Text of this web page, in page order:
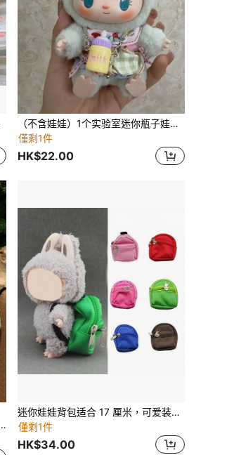
（不含娃娃）1个实验室迷你瓶子娃娃屋迷你模型瓶子水壶水杯微型食物玩具OB11场景配件吊坠（仅瓶子，不包含其他物品）（绳子颜色随机，任何颜色均有可能）
僅剩1件
HK$22.00
迷你娃娃背包适合 17 厘米，可爱装饰背包也适合 1/6 BJD 娃娃和其他 20 厘米娃娃、娃娃屋装饰、节日和生日礼物
僅剩1件
HK$34.00